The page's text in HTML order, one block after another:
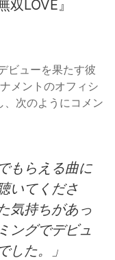
LOVE』
ビューを果たす彼
メントのオフィシ
、次のようにコメン
もらえる曲に
いてくださ
気持ちがあっ
ングでデビュ
した。」